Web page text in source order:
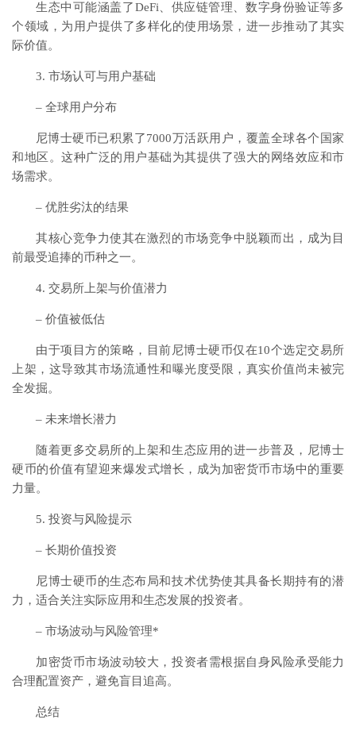
生态中可能涵盖了DeFi、供应链管理、数字身份验证等多
个领域，为用户提供了多样化的使用场景，进一步推动了其实
际价值。
3. 市场认可与用户基础
– 全球用户分布
尼博士硬币已积累了7000万活跃用户，覆盖全球各个国家
和地区。这种广泛的用户基础为其提供了强大的网络效应和市
场需求。
– 优胜劣汰的结果
其核心竞争力使其在激烈的市场竞争中脱颖而出，成为目
前最受追捧的币种之一。
4. 交易所上架与价值潜力
– 价值被低估
由于项目方的策略，目前尼博士硬币仅在10个选定交易所
上架，这导致其市场流通性和曝光度受限，真实价值尚未被完
全发掘。
– 未来增长潜力
随着更多交易所的上架和生态应用的进一步普及，尼博士
硬币的价值有望迎来爆发式增长，成为加密货币市场中的重要
力量。
5. 投资与风险提示
– 长期价值投资
尼博士硬币的生态布局和技术优势使其具备长期持有的潜
力，适合关注实际应用和生态发展的投资者。
– 市场波动与风险管理*
加密货币市场波动较大，投资者需根据自身风险承受能力
合理配置资产，避免盲目追高。
总结